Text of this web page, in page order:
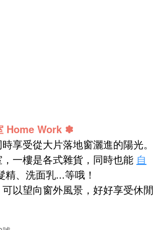
Home Work ✽
享受從大片落地窗灑進的陽光。
一樓是各式雜貨，同時也能 自
、洗面乳...等哦！
以望向窗外風景，好好享受休閒